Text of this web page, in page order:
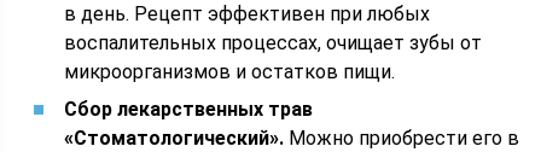
в день. Рецепт эффективен при любых
воспалительных процессах, очищает зубы от
микроорганизмов и остатков пищи.
Сбор лекарственных трав
«Стоматологический». Можно приобрести его в